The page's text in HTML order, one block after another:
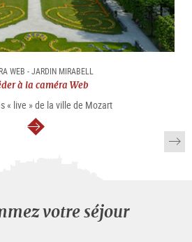
WEB - JARDIN MIRABELL
à la caméra Web
« live » de la ville de Mozart
Continuer
votre séjour